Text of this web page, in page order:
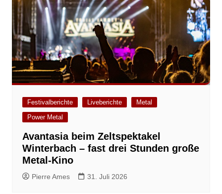
Festivalberichte Liveberichte
Metal
Power Metal
Avantasia beim Zeltspektakel
Winterbach – fast drei Stunden große
Metal-Kino
Pierre Ames 31. Juli 2026